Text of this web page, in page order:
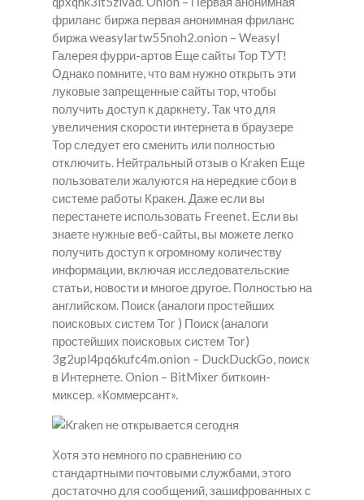
фриланс биржа первая анонимная фриланс
биржа weasylartw55noh2.onion – Weasyl
Галерея фурри-артов Еще сайты Тор ТУТ!
Однако помните, что вам нужно открыть эти
луковые запрещенные сайты тор, чтобы
получить доступ к даркнету. Так что для
увеличения скорости интернета в браузере
Тор следует его сменить или полностью
отключить. Нейтральный отзыв о Kraken Еще
пользователи жалуются на нередкие сбои в
системе работы Кракен. Даже если вы
перестанете использовать Freenet. Если вы
знаете нужные веб-сайты, вы можете легко
получить доступ к огромному количеству
информации, включая исследовательские
статьи, новости и многое другое. Полностью на
английском. Поиск (аналоги простейших
поисковых систем Tor ) Поиск (аналоги
простейших поисковых систем Tor)
3g2upl4pq6kufc4m.onion – DuckDuckGo, поиск
в Интернете. Onion – BitMixer биткоин-
миксер. «Коммерсант».
Хотя это немного по сравнению со
стандартными почтовыми службами, этого
достаточно для сообщений, зашифрованных с